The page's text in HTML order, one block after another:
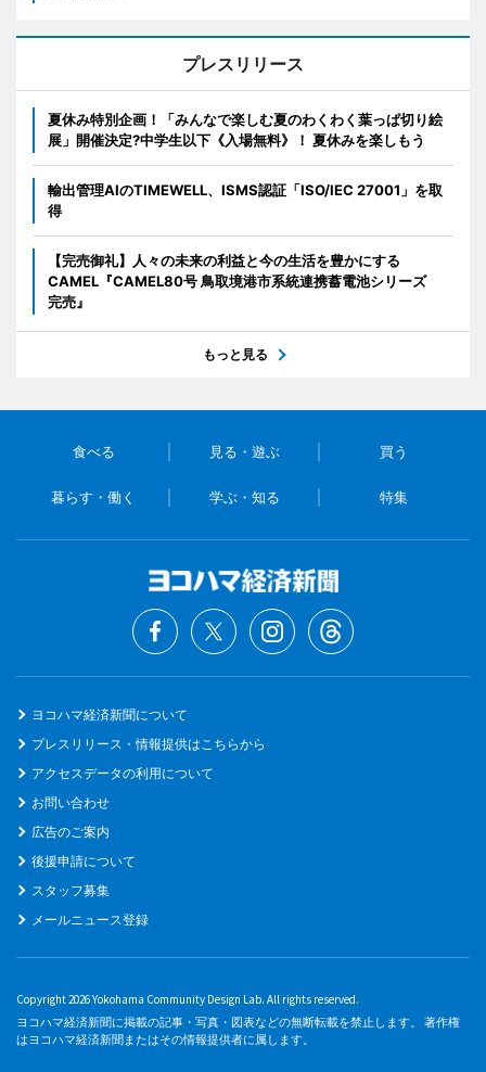
プレスリリース
夏休み特別企画！「みんなで楽しむ夏のわくわく葉っぱ切り絵
展」開催決定?中学生以下《入場無料》！ 夏休みを楽しもう
輸出管理AIのTIMEWELL、ISMS認証「ISO/IEC 27001」を取
得
【完売御礼】人々の未来の利益と今の生活を豊かにする
CAMEL『CAMEL80号 鳥取境港市系統連携蓄電池シリーズ
完売』
もっと見る
食べる 見る・遊ぶ 買う
暮らす・働く 学ぶ・知る 特集
ヨコハマ経済新聞について
プレスリリース・情報提供はこちらから
アクセスデータの利用について
お問い合わせ
広告のご案内
後援申請について
スタッフ募集
メールニュース登録
Copyright 2026 Yokohama Community Design Lab. All rights reserved.
ヨコハマ経済新聞に掲載の記事・写真・図表などの無断転載を禁止します。 著作権
はヨコハマ経済新聞またはその情報提供者に属します。